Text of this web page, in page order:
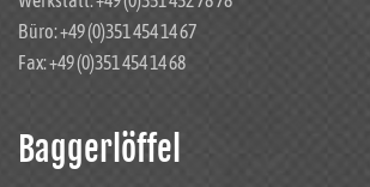
Büro: +49 (0)351 454 14 67
Fax: +49 (0)351 454 14 68
Baggerlöffel